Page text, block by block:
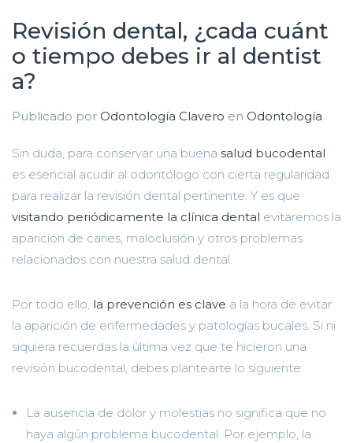
Revisión dental, ¿cada cuánt
o tiempo debes ir al dentist
a?
Publicado por Odontología Clavero en Odontología
Sin duda, para conservar una buena salud bucodental
es esencial acudir al odontólogo con cierta regularidad
para realizar la revisión dental pertinente. Y es que
visitando periódicamente la clínica dental evitaremos la
aparición de caries, maloclusión y otros problemas
relacionados con nuestra salud dental.
Por todo ello, la prevención es clave a la hora de evitar
la aparición de enfermedades y patologías bucales. Si ni
siquiera recuerdas la última vez que te hicieron una
revisión bucodental, debes plantearte lo siguiente:
La ausencia de dolor y molestias no significa que no
haya algún problema bucodental. Por ejemplo, la